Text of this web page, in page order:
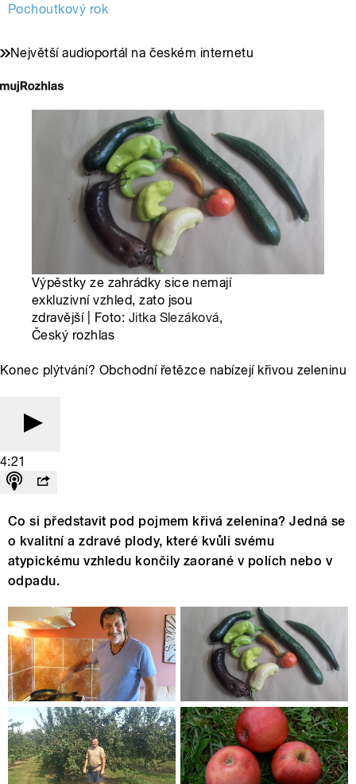
Pochoutkový rok
Největší audioportál na českém internetu
Výpěstky ze zahrádky sice nemají
exkluzivní vzhled, zato jsou
zdravější | Foto: Jitka Slezáková,
Český rozhlas
Konec plýtvání? Obchodní řetězce nabízejí křivou zeleninu
4:21
Co si představit pod pojmem křivá zelenina? Jedná se
o kvalitní a zdravé plody, které kvůli svému
atypickému vzhledu končily zaorané v polích nebo v
odpadu.